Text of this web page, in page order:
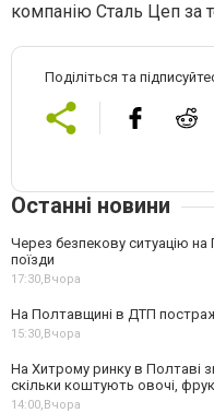
компанію Сталь Цеп за
Поділіться та
Останні новини
Через безпекову ситуацію
поїзди
17:30,Вчора
На Полтавщині в ДТП
15:30,Вчора
На Хитрому ринку в Полтаві
скільки коштують овочі,
14:00,Вчора